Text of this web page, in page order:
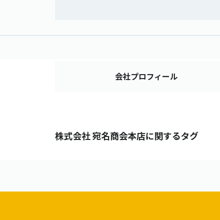
会社プロフィール
株式会社 宛名商会本店に関するタグ